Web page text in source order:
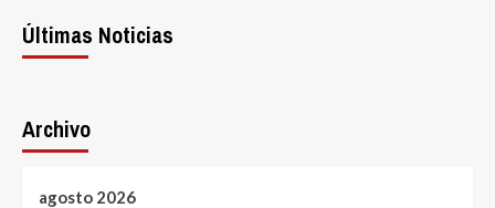
Últimas Noticias
Archivo
agosto 2026